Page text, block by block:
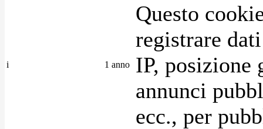
i 1 anno
Questo
registrare
IP, posizione
annunci
ecc., per